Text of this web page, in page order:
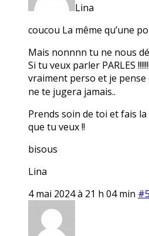
Lina
coucou La même qu’une
Mais nonnnn tu ne nous
Si tu veux parler PARLES
vraiment perso et je pense
ne te jugera jamais..
Prends soin de toi et fais
que tu veux !!
bisous
Lina
4 mai 2024 à 21 h 04 min